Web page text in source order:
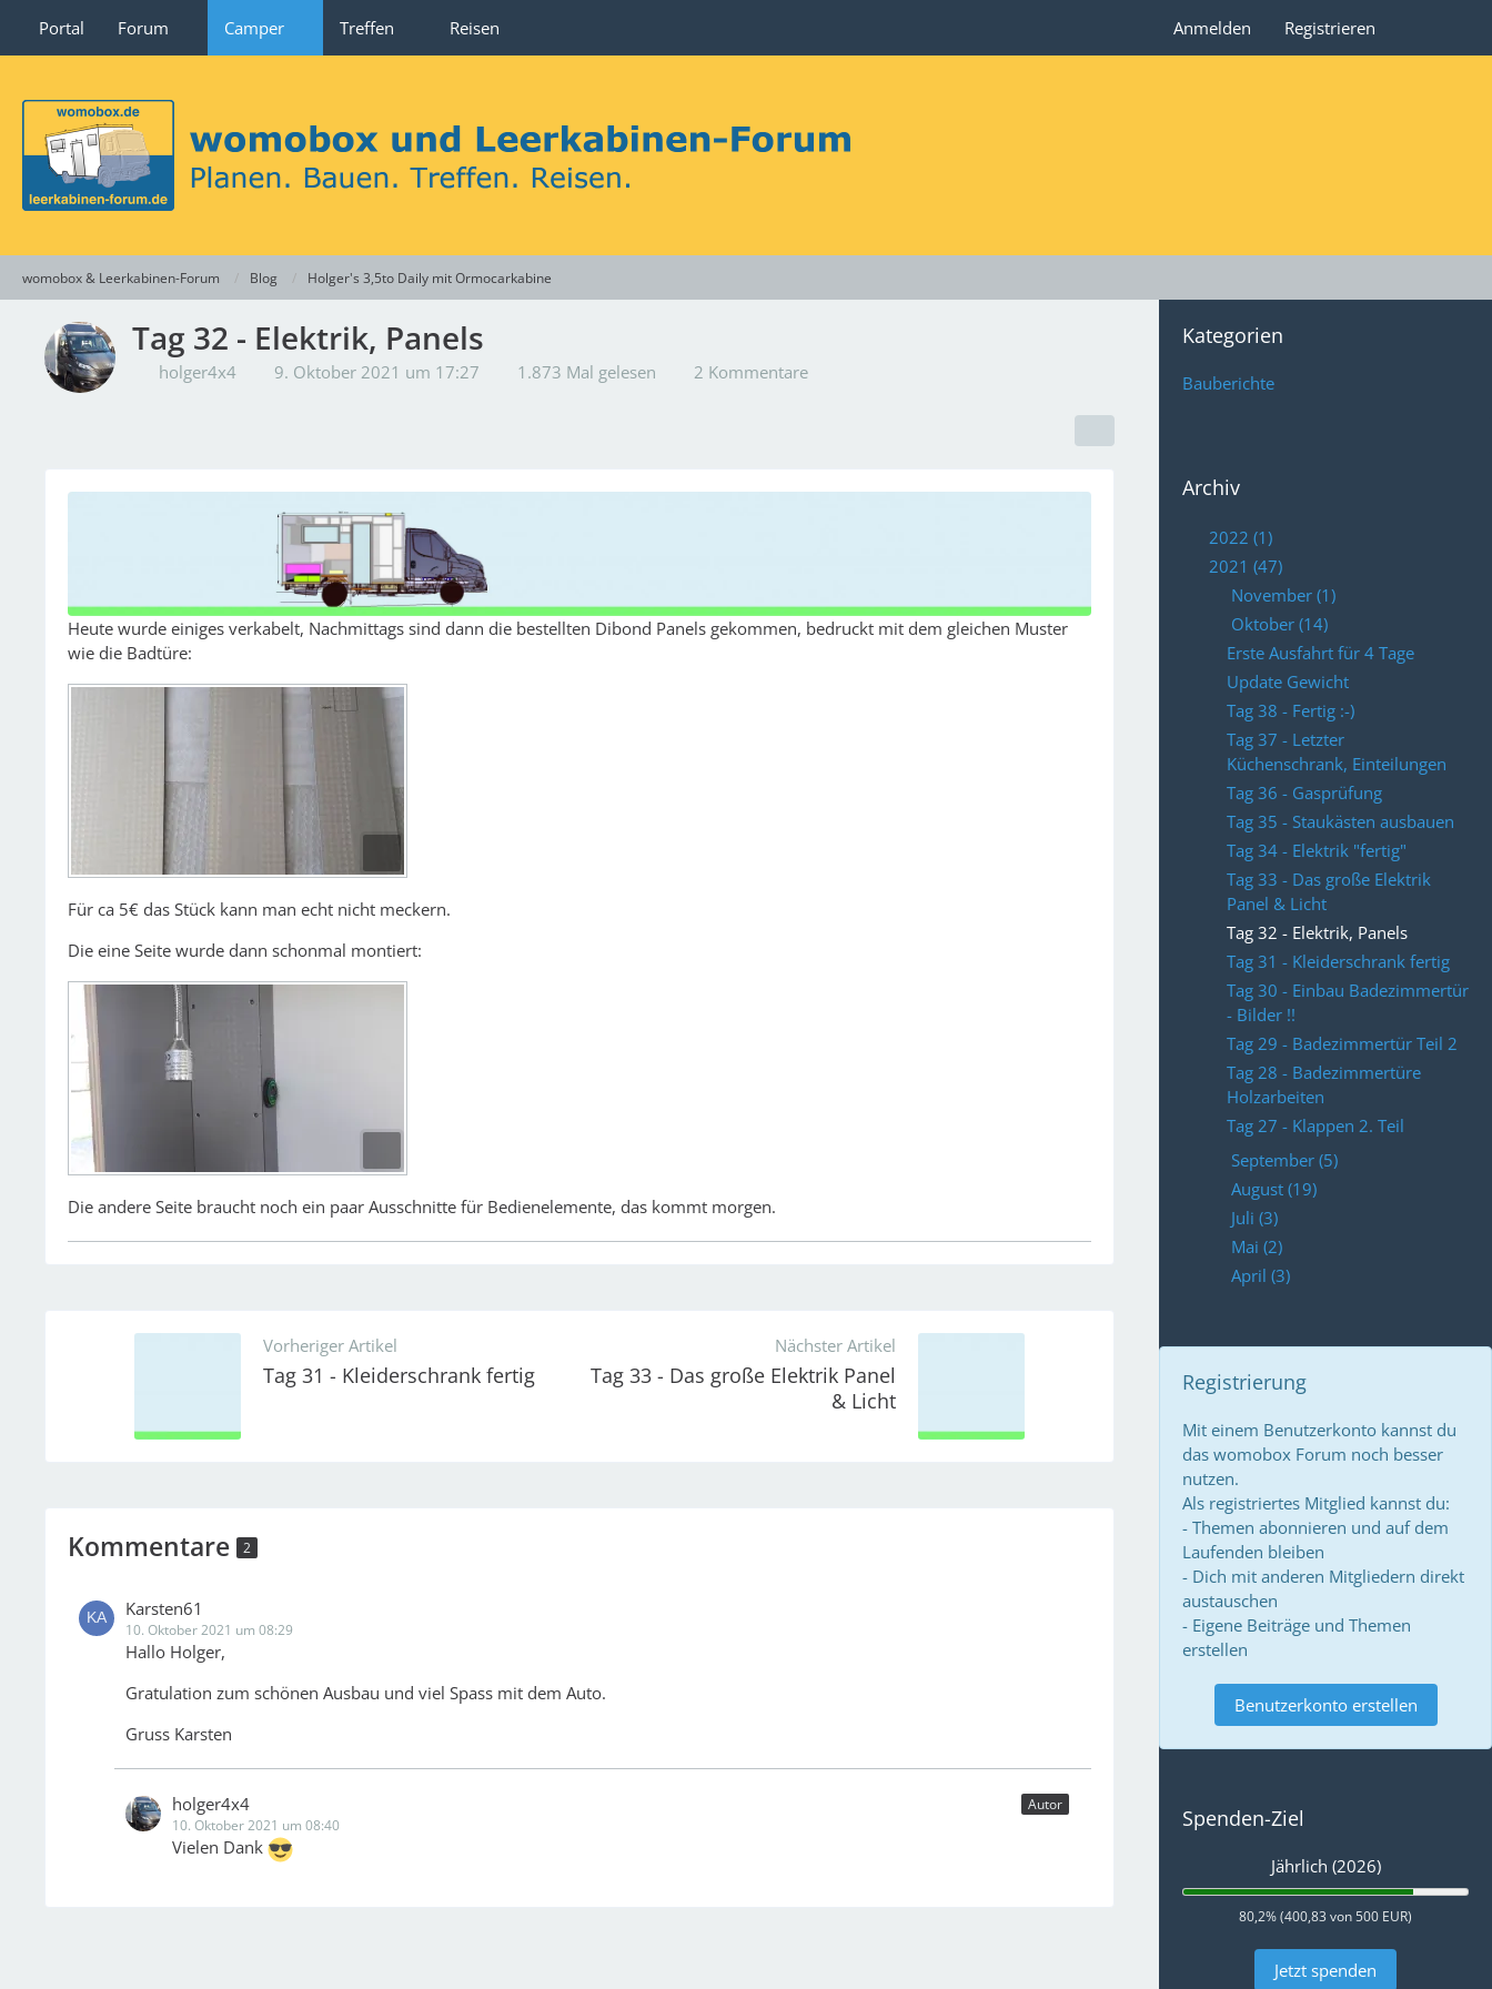
Portal Forum Camper Treffen Reisen Anmelden Registrieren
womobox & Leerkabinen-Forum Blog Holger's 3,5to Daily mit Ormocarkabine
Tag 32 - Elektrik, Panels
holger4x4 9. Oktober 2021 um 17:27 1.873 Mal gelesen 2 Kommentare
Heute wurde einiges verkabelt, Nachmittags sind dann die bestellten Dibond Panels gekommen, bedruckt mit dem gleichen Muster
wie die Badtüre:
Für ca 5€ das Stück kann man echt nicht meckern.
Die eine Seite wurde dann schonmal montiert:
Die andere Seite braucht noch ein paar Ausschnitte für Bedienelemente, das kommt morgen.
Vorheriger Artikel
Tag 31 - Kleiderschrank fertig
Nächster Artikel
Tag 33 - Das große Elektrik Panel
& Licht
Kommentare 2
Karsten61
10. Oktober 2021 um 08:29
Hallo Holger,
Gratulation zum schönen Ausbau und viel Spass mit dem Auto.
Gruss Karsten
holger4x4
10. Oktober 2021 um 08:40
Autor
Vielen Dank
Kategorien
Bauberichte
Archiv
2022 (1)
2021 (47)
November (1)
Oktober (14)
Erste Ausfahrt für 4 Tage
Update Gewicht
Tag 38 - Fertig :-)
Tag 37 - Letzter
Küchenschrank, Einteilungen
Tag 36 - Gasprüfung
Tag 35 - Staukästen ausbauen
Tag 34 - Elektrik "fertig"
Tag 33 - Das große Elektrik
Panel & Licht
Tag 32 - Elektrik, Panels
Tag 31 - Kleiderschrank fertig
Tag 30 - Einbau Badezimmertür
- Bilder !!
Tag 29 - Badezimmertür Teil 2
Tag 28 - Badezimmertüre
Holzarbeiten
Tag 27 - Klappen 2. Teil
September (5)
August (19)
Juli (3)
Mai (2)
April (3)
Registrierung
Mit einem Benutzerkonto kannst du
das womobox Forum noch besser
nutzen.
Als registriertes Mitglied kannst du:
- Themen abonnieren und auf dem
Laufenden bleiben
- Dich mit anderen Mitgliedern direkt
austauschen
- Eigene Beiträge und Themen
erstellen
Benutzerkonto erstellen
Spenden-Ziel
Jährlich (2026)
80,2% (400,83 von 500 EUR)
Jetzt spenden